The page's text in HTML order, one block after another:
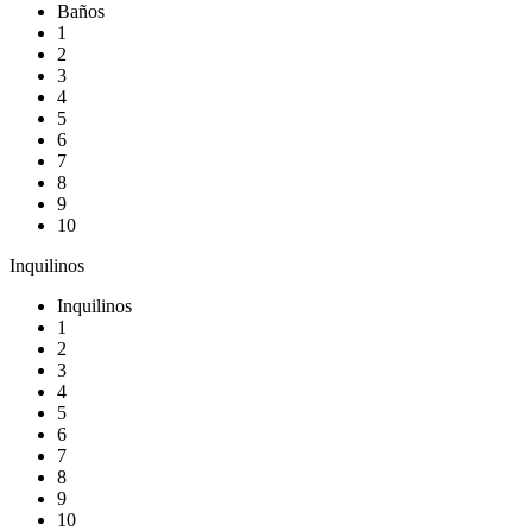
Baños
1
2
3
4
5
6
7
8
9
10
Inquilinos
Inquilinos
1
2
3
4
5
6
7
8
9
10